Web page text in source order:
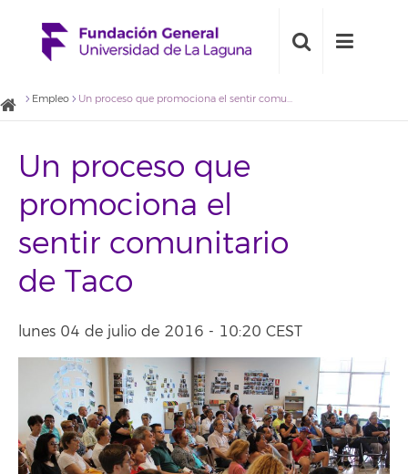
Empleo Un proceso que promociona el sentir comunitario de Taco
Un proceso que
promociona el
sentir comunitario
de Taco
lunes 04 de julio de 2016 - 10:20 CEST